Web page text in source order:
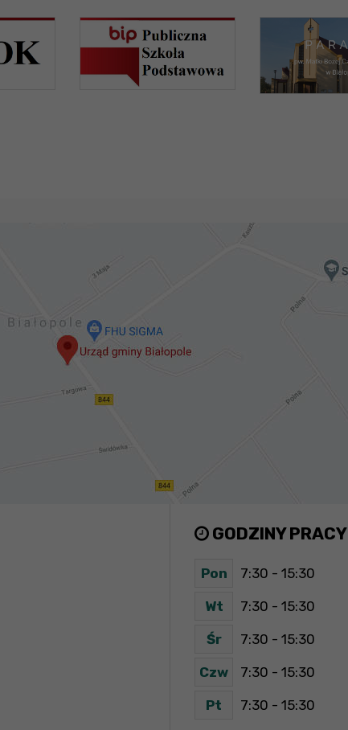
GODZINY PRACY
Pon 7:30 - 15:30
Wt 7:30 - 15:30
Śr 7:30 - 15:30
Czw 7:30 - 15:30
Pt 7:30 - 15:30